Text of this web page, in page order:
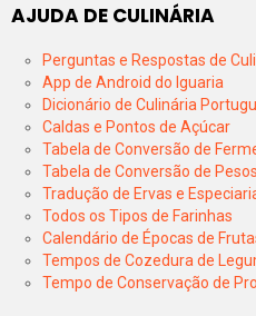
AJUDA DE CULINÁRIA
Perguntas e Respostas de
App de Android do Iguaria
Dicionário de Culinária
Caldas e Pontos de Açúcar
Tabela de Conversão de
Tabela de Conversão de
Tradução de Ervas e
Todos os Tipos de Farinhas
Calendário de Épocas de
Tempos de Cozedura de
Tempo de Conservação de